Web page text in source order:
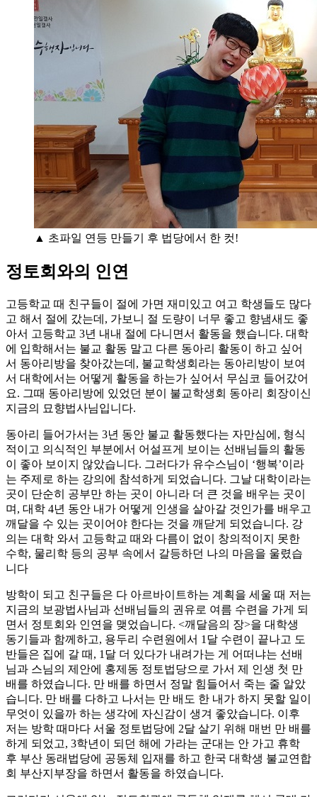
▲ 초파일 연등 만들기 후 법당에서 한 컷!
정토회와의 인연
고등학교 때 친구들이 절에 가면 재미있고 여고 학생들도 많다
고 해서 절에 갔는데, 가보니 절 도량이 너무 좋고 향냄새도 좋
아서 고등학교 3년 내내 절에 다니면서 활동을 했습니다. 대학
에 입학해서는 불교 활동 말고 다른 동아리 활동이 하고 싶어
서 동아리방을 찾아갔는데, 불교학생회라는 동아리방이 보여
서 대학에서는 어떻게 활동을 하는가 싶어서 무심코 들어갔어
요. 그때 동아리방에 있었던 분이 불교학생회 동아리 회장이신
지금의 묘향법사님입니다.
동아리 들어가서는 3년 동안 불교 활동했다는 자만심에, 형식
적이고 의식적인 부분에서 어설프게 보이는 선배님들의 활동
이 좋아 보이지 않았습니다. 그러다가 유수스님이 ‘행복’이라
는 주제로 하는 강의에 참석하게 되었습니다. 그날 대학이라는
곳이 단순히 공부만 하는 곳이 아니라 더 큰 것을 배우는 곳이
며, 대학 4년 동안 내가 어떻게 인생을 살아갈 것인가를 배우고
깨달을 수 있는 곳이어야 한다는 것을 깨닫게 되었습니다. 강
의는 대학 와서 고등학교 때와 다름이 없이 창의적이지 못한
수학, 물리학 등의 공부 속에서 갈등하던 나의 마음을 울렸습
니다
방학이 되고 친구들은 다 아르바이트하는 계획을 세울 때 저는
지금의 보광법사님과 선배님들의 권유로 여름 수련을 가게 되
면서 정토회와 인연을 맺었습니다. <깨달음의 장>을 대학생
동기들과 함께하고, 용두리 수련원에서 1달 수련이 끝나고 도
반들은 집에 갈 때, 1달 더 있다가 내려가는 게 어떠냐는 선배
님과 스님의 제안에 홍제동 정토법당으로 가서 제 인생 첫 만
배를 하였습니다. 만 배를 하면서 정말 힘들어서 죽는 줄 알았
습니다. 만 배를 다하고 나서는 만 배도 한 내가 하지 못할 일이
무엇이 있을까 하는 생각에 자신감이 생겨 좋았습니다. 이후
저는 방학 때마다 서울 정토법당에 2달 살기 위해 매번 만 배를
하게 되었고, 3학년이 되던 해에 가라는 군대는 안 가고 휴학
후 부산 동래법당에 공동체 입재를 하고 한국 대학생 불교연합
회 부산지부장을 하면서 활동을 하였습니다.